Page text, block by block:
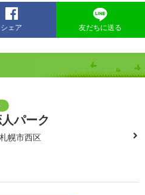
シェア 友だちに送る
パーク
幌市西区